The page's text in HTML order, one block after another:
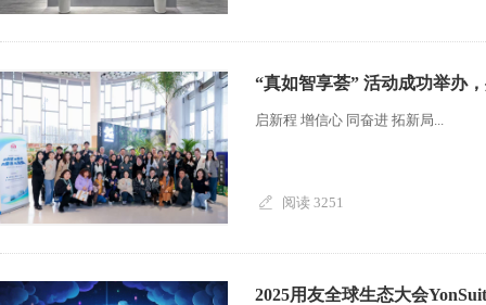
“真如智享荟” 活动成功举办
启新程 增信心 同奋进 拓新局...
阅读 3251
2025用友全球生态大会